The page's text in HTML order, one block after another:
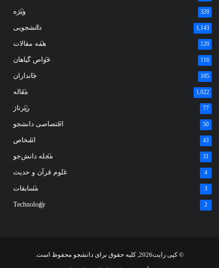
ویژه 328
دانشجویی 1,143
همه مقالات 120
خواص گیاهان 116
جانداران 105
مقاله 1,022
رپرتاژ 77
اختصاصی دانشجو 50
اشخاص 43
مجله دانش‌جو 31
علوم قرآن و حدیث 4
مسابقات 3
Technology 2
© کپی رایت2026, کلیه حقوق برای دانشجو محفوظ است.